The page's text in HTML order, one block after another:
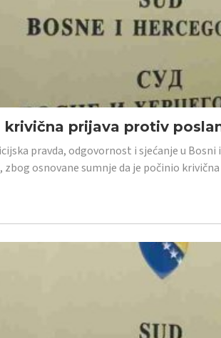
krivična prijava protiv
pravda, odgovornost i sjećanje u
zbog osnovane sumnje da je počinio